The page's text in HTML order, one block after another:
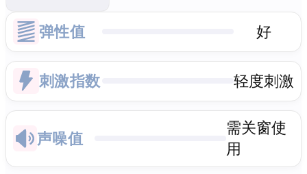
弹性值 好
刺激指数 轻度刺激
声噪值
需关窗使
用